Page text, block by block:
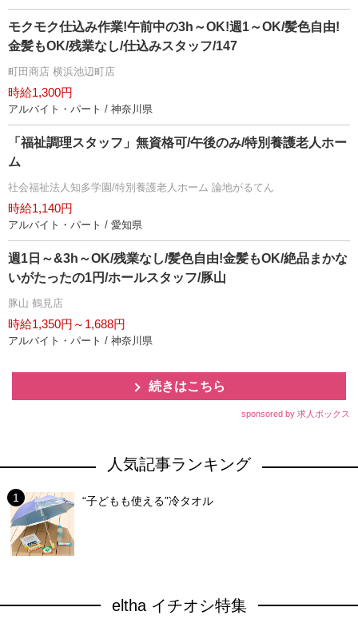
モクモク仕込み作業!午前中の3h～OK!週1～OK/髪色自由!
金髪もOK/残業なし/仕込みスタッフ/147
町田商店 横浜池辺町店
時給1,300円
アルバイト・パート / 神奈川県
「福祉調理スタッフ」無資格可/午後のみ/特別養護老人ホー
ム
社会福祉法人知多学園/特別養護老人ホーム 論地がるてん
時給1,140円
アルバイト・パート / 愛知県
週1日～&3h～OK/残業なし/髪色自由!金髪もOK/絶品まかな
いがたったの1円/ホールスタッフ/豚山
豚山 鶴見店
時給1,350円～1,688円
アルバイト・パート / 神奈川県
続きはこちら
sponsored by 求人ボックス
人気記事ランキング
“子どもも使える”冷タオル
eltha イチオシ特集